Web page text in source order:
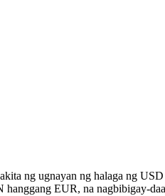
ng ugnayan ng halaga ng
EUR, na nagbibigay-